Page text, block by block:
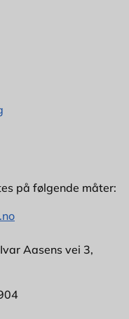
på følgende måter:
Aasens vei 3,